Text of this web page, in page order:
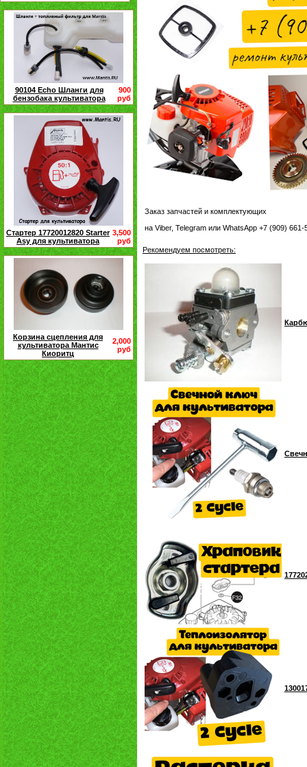
90104 Echo Шланги для
бензобака культиватора
900
руб
Стартер 17720012820 Starter
Asy для культиватора
3,500
руб
Корзина сцепления для
культиватора Мантис
Киоритц
2,000
руб
Заказ запчастей и комплектующих
на Viber, Telegram или WhatsApp +7 (909)
Рекомендуем посмотреть: